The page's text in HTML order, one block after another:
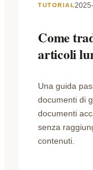
TUTORIAL
Come
articoli
Una guida
documenti di
documenti
senza
contenuti.